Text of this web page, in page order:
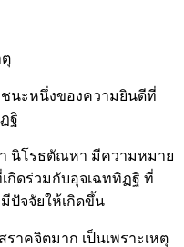
นะหนึ่งของความยินดีที่
ฐิ
า นิโรธตัณหา มีความหมาย
กิดร่วมกับอุจเฉททิฏฐิ ที่
ปัจจัยให้เกิดขึ้น
าคจิตมาก เป็นเพราะเหตุ